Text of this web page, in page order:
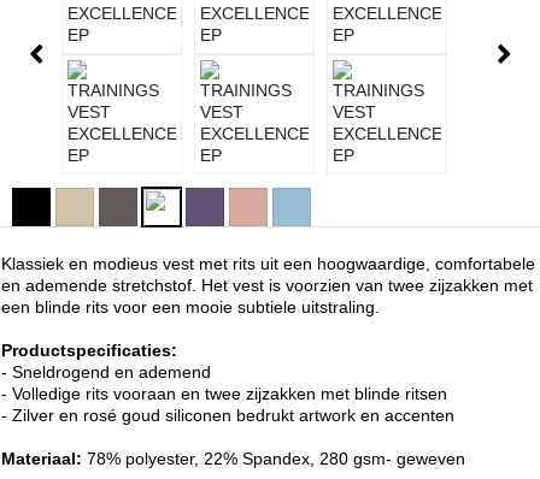
Klassiek en modieus vest met rits uit een hoogwaardige, comfortabele
en ademende stretchstof. Het vest is voorzien van twee zijzakken met
een blinde rits voor een mooie subtiele uitstraling.
Productspecificaties:
- Sneldrogend en ademend
- Volledige rits vooraan en twee zijzakken met blinde ritsen
- Zilver en rosé goud siliconen bedrukt artwork en accenten
Materiaal: 78% polyester, 22% Spandex, 280 gsm- geweven